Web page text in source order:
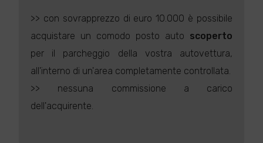
>> con sovrapprezzo di euro 10.000 è possibile
acquistare un comodo posto auto scoperto
per il parcheggio della vostra autovettura,
all'interno di un'area completamente controllata.
>> nessuna commissione a carico
dell'acquirente.